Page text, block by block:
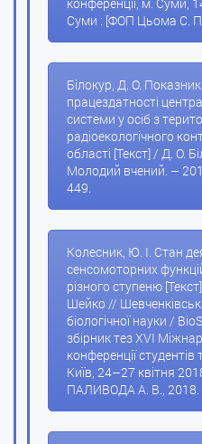
конференції, м. Суми,
Суми : [ФОП Цьома С.
Білокур, Д. О.
працездатності
системи у осіб з
радіоекологічного
області [Текст] / Д. О.
Молодий вчений. –
449.
Колесник, Ю. І. Стан
сенсомоторних
різного ступеню
Шейко //
біологічної науки /
збірник тез XVI
конференції
Київ, 24–27 квітня
ПАЛИВОДА А. В., 2018.